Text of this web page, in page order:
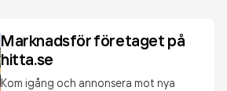
Marknadsför företaget på
hitta.se
Kom igång och annonsera mot nya